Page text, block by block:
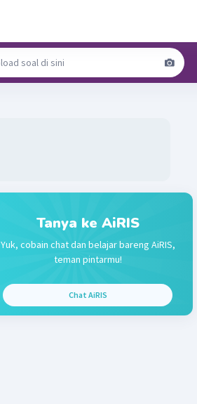
Tanya ke AiRIS
Yuk, cobain chat dan belajar bareng AiRIS,
teman pintarmu!
Chat AiRIS